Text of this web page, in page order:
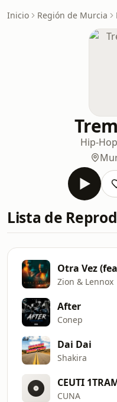
Inicio Región de Murcia
Hip-Hop
Lista de
Otra Vez
Zion & Lennox
After
Conep
Dai Dai
Shakira
CEUTI
CUNA